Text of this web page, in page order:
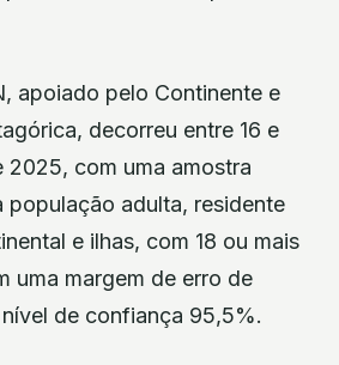
apoiado pelo Continente e
decorreu entre 16 e
2025, com uma amostra
população adulta, residente
e ilhas, com 18 ou mais
uma margem de erro de
de confiança 95,5%.